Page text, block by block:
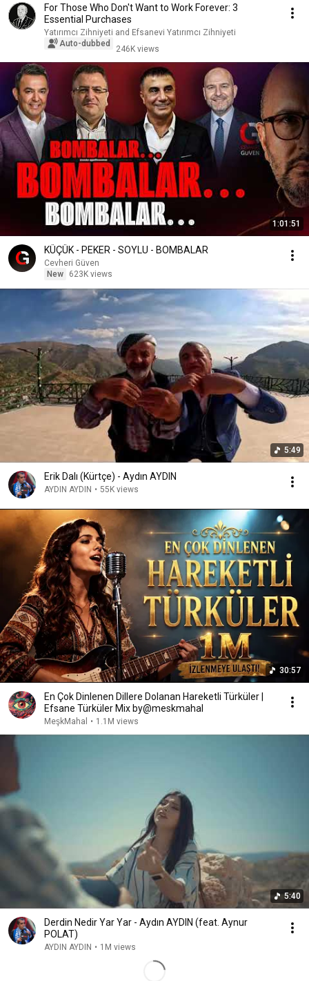
For Those Who Don't Want to Work Forever: 3
Essential Purchases
Yatırımcı Zihniyeti and Efsanevi Yatırımcı Zihniyeti
Auto-dubbed
246K views
1:01:51
KÜÇÜK - PEKER - SOYLU - BOMBALAR
Cevheri Güven
New
623K views
5:49
Erik Dalı (Kürtçe) - Aydın AYDIN
AYDIN AYDIN • 55K views
30:57
En Çok Dinlenen Dillere Dolanan Hareketli Türküler |
Efsane Türküler Mix by@meskmahal
MeşkMahal • 1.1M views
5:40
Derdin Nedir Yar Yar - Aydın AYDIN (feat. Aynur
POLAT)
AYDIN AYDIN • 1M views